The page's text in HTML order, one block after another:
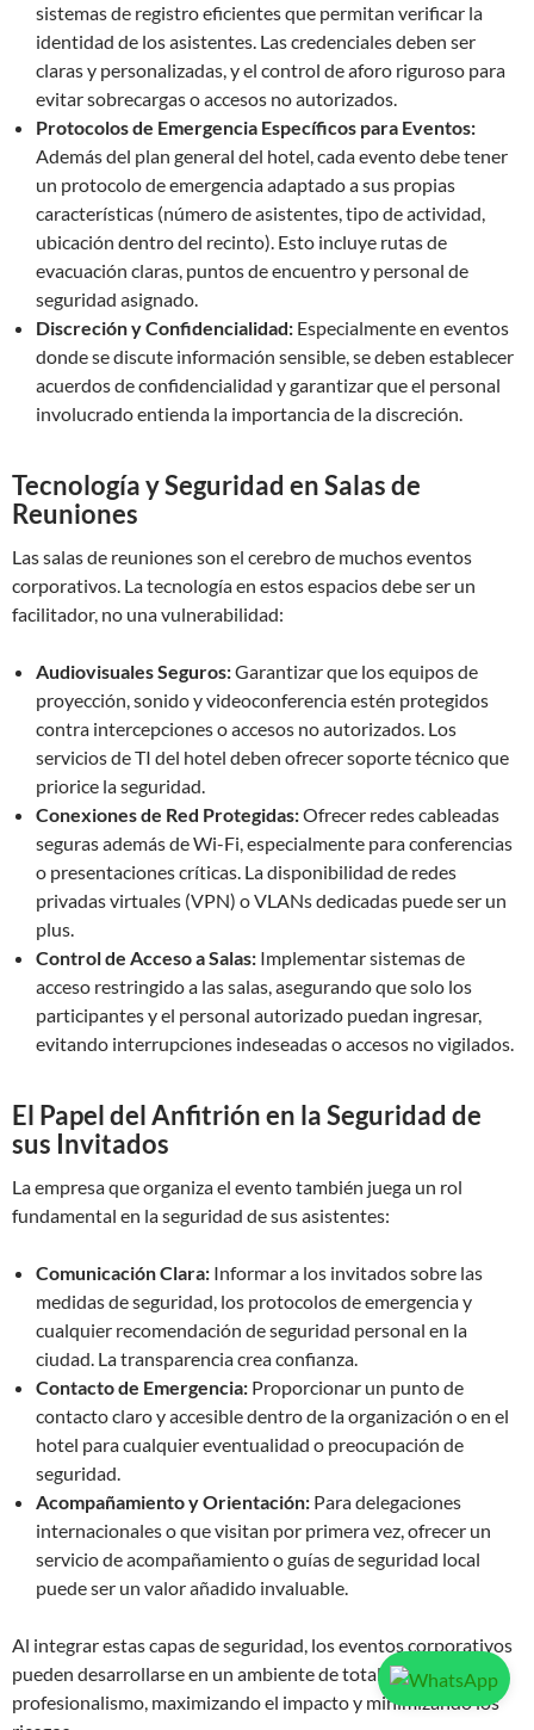
sistemas de registro eficientes que permitan verificar la
identidad de los asistentes. Las credenciales deben ser
claras y personalizadas, y el control de aforo riguroso para
evitar sobrecargas o accesos no autorizados.
Protocolos de Emergencia Específicos para Eventos:
Además del plan general del hotel, cada evento debe tener
un protocolo de emergencia adaptado a sus propias
características (número de asistentes, tipo de actividad,
ubicación dentro del recinto). Esto incluye rutas de
evacuación claras, puntos de encuentro y personal de
seguridad asignado.
Discreción y Confidencialidad: Especialmente en eventos
donde se discute información sensible, se deben establecer
acuerdos de confidencialidad y garantizar que el personal
involucrado entienda la importancia de la discreción.
Tecnología y Seguridad en Salas de
Reuniones
Las salas de reuniones son el cerebro de muchos eventos
corporativos. La tecnología en estos espacios debe ser un
facilitador, no una vulnerabilidad:
Audiovisuales Seguros:Garantizar que los equipos de
proyección, sonido y videoconferencia estén protegidos
contra intercepciones o accesos no autorizados. Los
servicios de TI del hotel deben ofrecer soporte técnico que
priorice la seguridad.
Conexiones de Red Protegidas:Ofrecer redes cableadas
seguras además de Wi-Fi, especialmente para conferencias
o presentaciones críticas. La disponibilidad de redes
privadas virtuales (VPN) o VLANs dedicadas puede ser un
plus.
Control de Acceso a Salas: Implementar sistemas de
acceso restringido a las salas, asegurando que solo los
participantes y el personal autorizado puedan ingresar,
evitando interrupciones indeseadas o accesos no vigilados.
El Papel del Anfitrión en la Seguridad de
sus Invitados
La empresa que organiza el evento también juega un rol
fundamental en la seguridad de sus asistentes:
Comunicación Clara: Informar a los invitados sobre las
medidas de seguridad, los protocolos de emergencia y
cualquier recomendación de seguridad personal en la
ciudad. La transparencia crea confianza.
Contacto de Emergencia: Proporcionar un punto de
contacto claro y accesible dentro de la organización o en el
hotel para cualquier eventualidad o preocupación de
seguridad.
Acompañamiento y Orientación: Para delegaciones
internacionales o que visitan por primera vez, ofrecer un
servicio de acompañamiento o guías de seguridad local
puede ser un valor añadido invaluable.
Al integrar estas capas de seguridad, los eventos corporativos
pueden desarrollarse en un ambiente de total confianza y
profesionalismo, maximizando el impacto y minimizando los